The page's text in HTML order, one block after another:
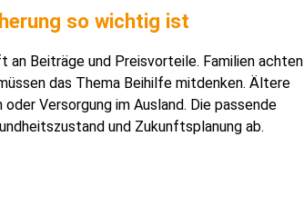
so wichtig ist
Beiträge und Preisvorteile. Familien achten
das Thema Beihilfe mitdenken. Ältere
Versorgung im Ausland. Die passende
und Zukunftsplanung ab.